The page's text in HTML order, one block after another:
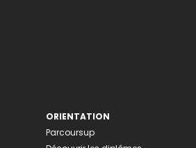
ORIENTATION
Parcoursup